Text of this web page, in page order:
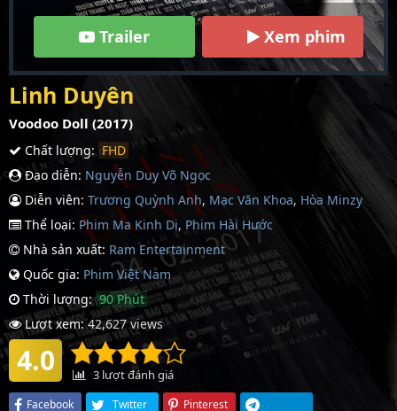
Trailer Xem phim
Linh Duyên
Voodoo Doll (2017)
Chất lượng: FHD
Đạo diễn: Nguyễn Duy Võ Ngọc
Diễn viên: Trương Quỳnh Anh, Mạc Văn Khoa, Hòa Minzy
Thể loại: Phim Ma Kinh Dị, Phim Hài Hước
Nhà sản xuất: Ram Entertainment
Quốc gia: Phim Việt Nam
Thời lượng: 90 Phút
Lượt xem: 42,627 views
4.0 3 lượt đánh giá
Facebook Twitter
Pinterest